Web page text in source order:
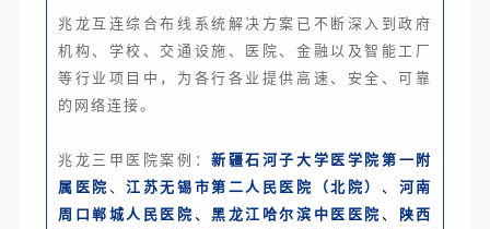
兆龙互连综合布线系统解决方案已不断深入到政府
机构、学校、交通设施、医院、金融以及智能工厂
等行业项目中，为各行各业提供高速、安全、可靠
的网络连接。
兆龙三甲医院案例：新疆石河子大学医学院第一附
属医院 、江苏无锡市第二人民医院（北院） 、 河南
周口郸城人民医院 、黑龙江哈尔滨中医医院 、 陕西